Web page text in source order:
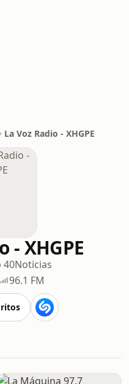
La Voz Radio - XHGPE
- XHGPE
40Noticias
96.1 FM